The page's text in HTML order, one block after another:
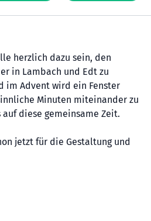
herzlich dazu sein, den
in Lambach und Edt zu
im Advent wird ein Fenster
Minuten miteinander zu
diese gemeinsame Zeit.
jetzt für die Gestaltung und